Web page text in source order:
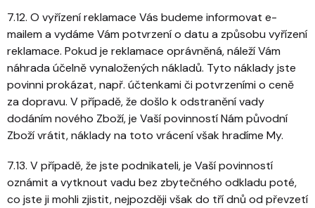
7.12. O vyřízení reklamace Vás budeme informovat e-
mailem a vydáme Vám potvrzení o datu a způsobu vyřízení
reklamace. Pokud je reklamace oprávněná, náleží Vám
náhrada účelně vynaložených nákladů. Tyto náklady jste
povinni prokázat, např. účtenkami či potvrzeními o ceně
za dopravu. V případě, že došlo k odstranění vady
dodáním nového Zboží, je Vaší povinností Nám původní
Zboží vrátit, náklady na toto vrácení však hradíme My.
7.13. V případě, že jste podnikateli, je Vaší povinností
oznámit a vytknout vadu bez zbytečného odkladu poté,
co jste ji mohli zjistit, nejpozději však do tří dnů od převzetí